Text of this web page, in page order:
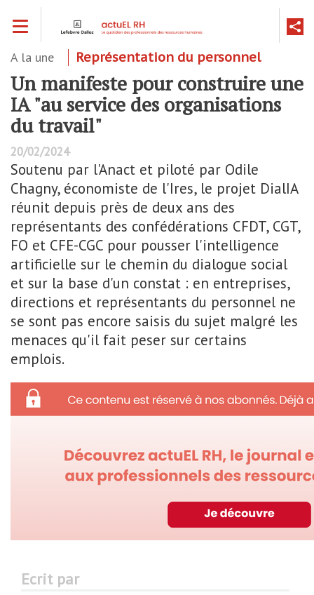
contenu
A la une Représentation du personnel
Un manifeste pour construire une
IA "au service des organisations
du travail"
20/02/2024
Soutenu par l'Anact et piloté par Odile
Chagny, économiste de l'Ires, le projet DialIA
réunit depuis près de deux ans des
représentants des confédérations CFDT, CGT,
FO et CFE-CGC pour pousser l'intelligence
artificielle sur le chemin du dialogue social
et sur la base d'un constat : en entreprises,
directions et représentants du personnel ne
se sont pas encore saisis du sujet malgré les
menaces qu'il fait peser sur certains
emplois.
Ecrit par